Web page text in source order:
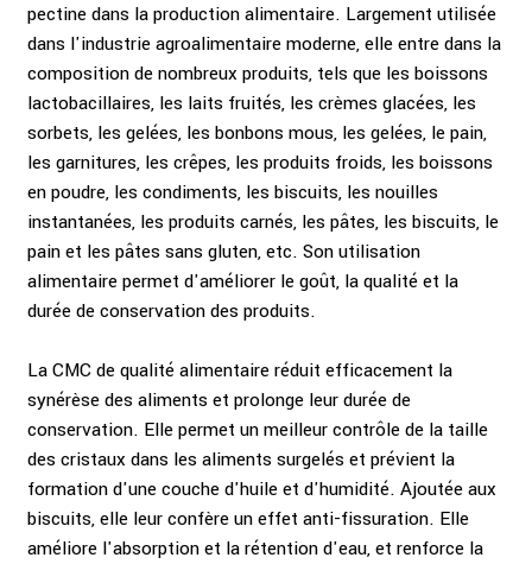
pectine dans la production alimentaire. Largement utilisée
dans l'industrie agroalimentaire moderne, elle entre dans la
composition de nombreux produits, tels que les boissons
lactobacillaires, les laits fruités, les crèmes glacées, les
sorbets, les gelées, les bonbons mous, les gelées, le pain,
les garnitures, les crêpes, les produits froids, les boissons
en poudre, les condiments, les biscuits, les nouilles
instantanées, les produits carnés, les pâtes, les biscuits, le
pain et les pâtes sans gluten, etc. Son utilisation
alimentaire permet d'améliorer le goût, la qualité et la
durée de conservation des produits.
La CMC de qualité alimentaire réduit efficacement la
synérèse des aliments et prolonge leur durée de
conservation. Elle permet un meilleur contrôle de la taille
des cristaux dans les aliments surgelés et prévient la
formation d'une couche d'huile et d'humidité. Ajoutée aux
biscuits, elle leur confère un effet anti-fissuration. Elle
améliore l'absorption et la rétention d'eau, et renforce la